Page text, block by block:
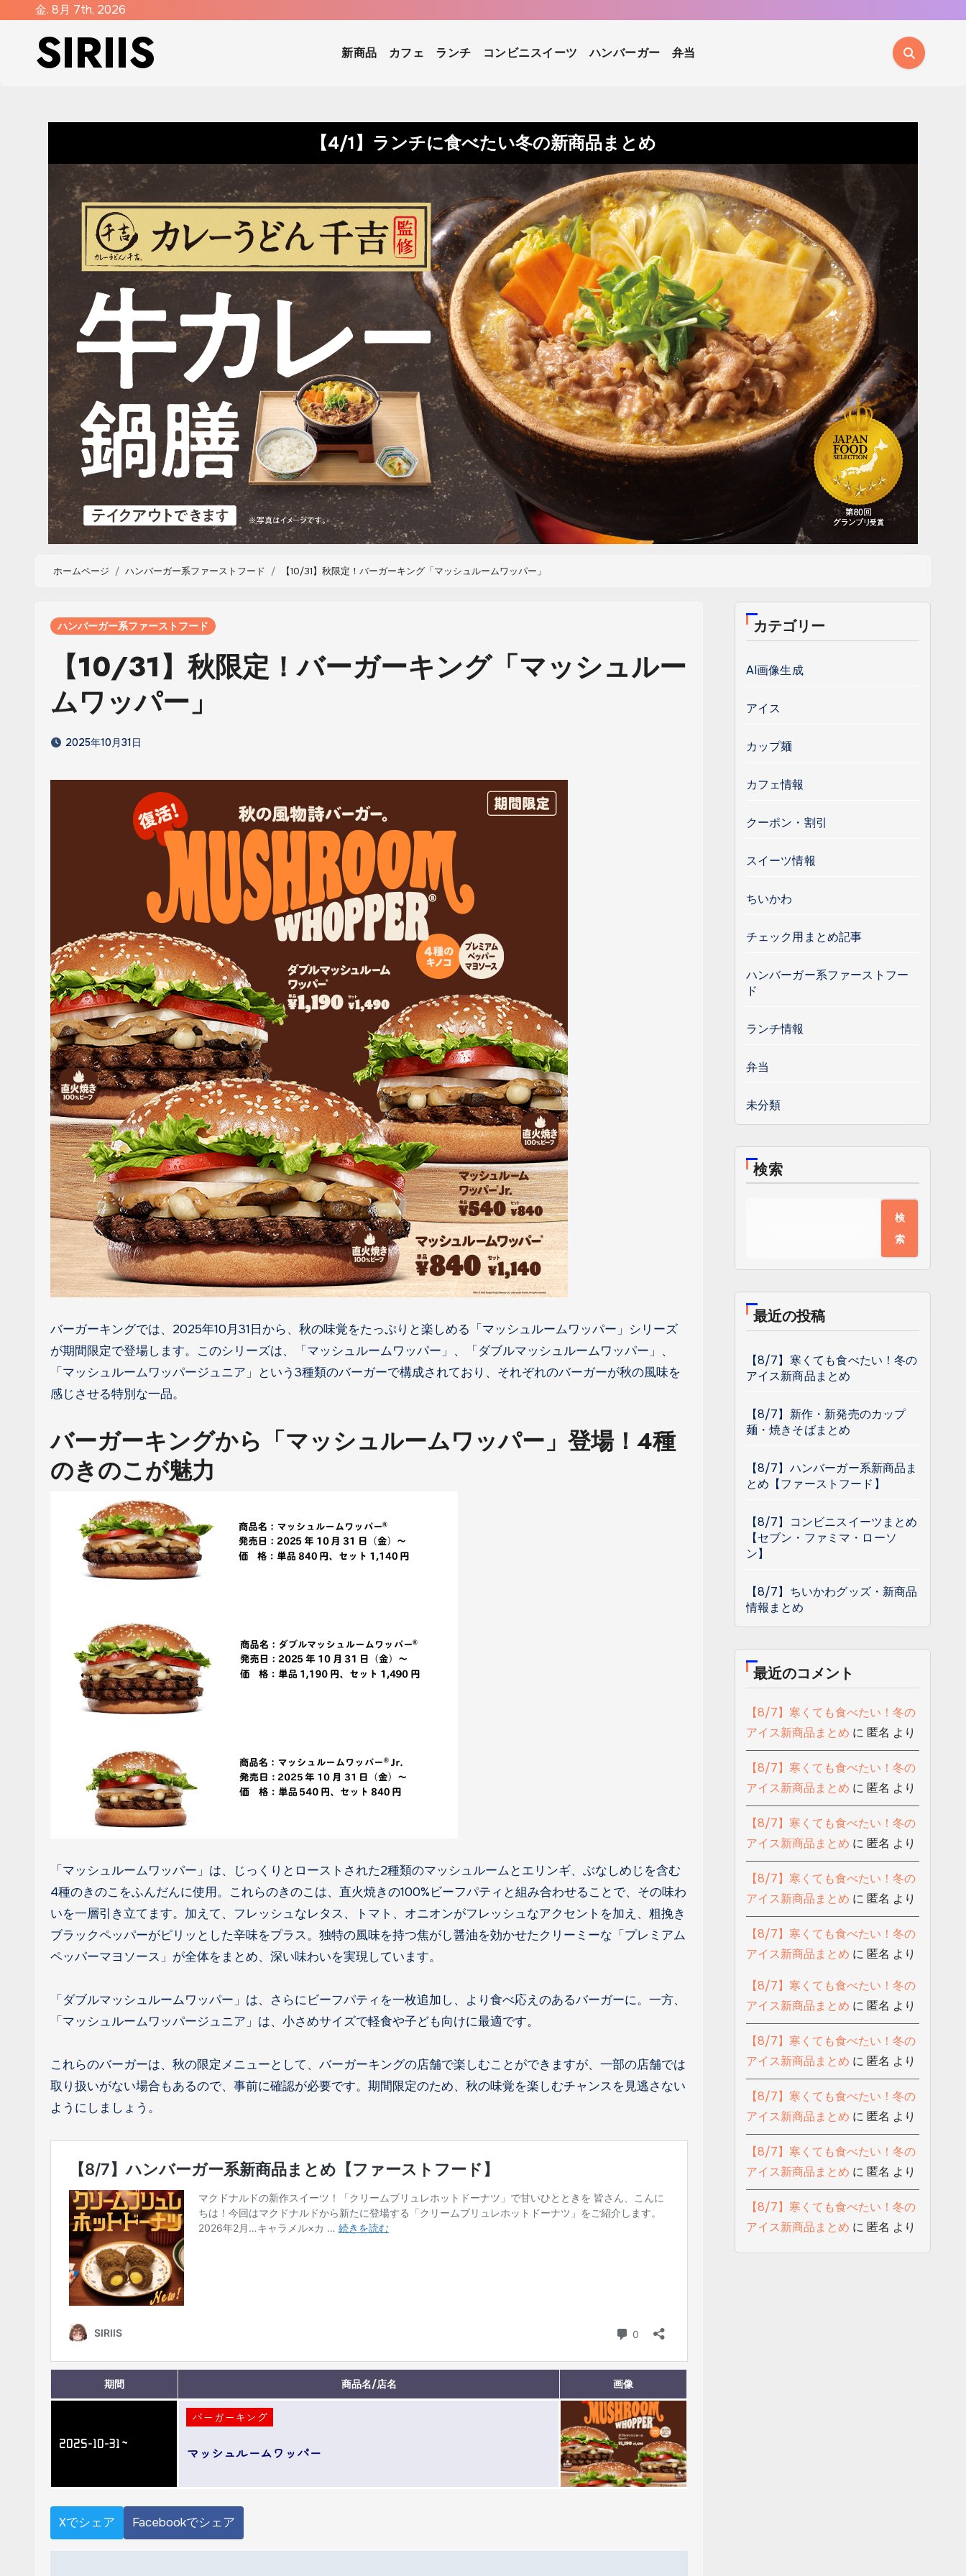
金. 8月 7th, 2026
SIRIIS 新商品 カフェ ランチ コンビニスイーツ ハンバーガー 弁当
【4/1】ランチに食べたい冬の新商品まとめ
ホームページ ハンバーガー系ファーストフード 【10/31】秋限定！バーガーキング「マッシュルームワッパー」
ハンバーガー系ファーストフード
【10/31】秋限定！バーガーキング「マッシュルー
ムワッパー」
2025年10月31日
バーガーキングでは、2025年10月31日から、秋の味覚をたっぷりと楽しめる「マッシュルームワッパー」シリーズ
が期間限定で登場します。このシリーズは、「マッシュルームワッパー」、「ダブルマッシュルームワッパー」、
「マッシュルームワッパージュニア」という3種類のバーガーで構成されており、それぞれのバーガーが秋の風味を
感じさせる特別な一品。
バーガーキングから「マッシュルームワッパー」登場！4種
のきのこが魅力
「マッシュルームワッパー」は、じっくりとローストされた2種類のマッシュルームとエリンギ、ぶなしめじを含む
4種のきのこをふんだんに使用。これらのきのこは、直火焼きの100%ビーフパティと組み合わせることで、その味わ
いを一層引き立てます。加えて、フレッシュなレタス、トマト、オニオンがフレッシュなアクセントを加え、粗挽き
ブラックペッパーがピリッとした辛味をプラス。独特の風味を持つ焦がし醤油を効かせたクリーミーな「プレミアム
ペッパーマヨソース」が全体をまとめ、深い味わいを実現しています。
「ダブルマッシュルームワッパー」は、さらにビーフパティを一枚追加し、より食べ応えのあるバーガーに。一方、
「マッシュルームワッパージュニア」は、小さめサイズで軽食や子ども向けに最適です。
これらのバーガーは、秋の限定メニューとして、バーガーキングの店舗で楽しむことができますが、一部の店舗では
取り扱いがない場合もあるので、事前に確認が必要です。期間限定のため、秋の味覚を楽しむチャンスを見逃さない
ようにしましょう。
期間 商品名/店名 画像
2025-10-31～
マッシュルームワッパー
バーガーキング
Xでシェア Facebookでシェア
カテゴリー
AI画像生成
アイス
カップ麺
カフェ情報
クーポン・割引
スイーツ情報
ちいかわ
チェック用まとめ記事
ハンバーガー系ファーストフー
ド
ランチ情報
弁当
未分類
検索
検
索
最近の投稿
【8/7】寒くても食べたい！冬の
アイス新商品まとめ
【8/7】新作・新発売のカップ
麺・焼きそばまとめ
【8/7】ハンバーガー系新商品ま
とめ【ファーストフード】
【8/7】コンビニスイーツまとめ
【セブン・ファミマ・ローソ
ン】
【8/7】ちいかわグッズ・新商品
情報まとめ
最近のコメント
【8/7】寒くても食べたい！冬の
アイス新商品まとめ に 匿名 より
【8/7】寒くても食べたい！冬の
アイス新商品まとめ に 匿名 より
【8/7】寒くても食べたい！冬の
アイス新商品まとめ に 匿名 より
【8/7】寒くても食べたい！冬の
アイス新商品まとめ に 匿名 より
【8/7】寒くても食べたい！冬の
アイス新商品まとめ に 匿名 より
【8/7】寒くても食べたい！冬の
アイス新商品まとめ に 匿名 より
【8/7】寒くても食べたい！冬の
アイス新商品まとめ に 匿名 より
【8/7】寒くても食べたい！冬の
アイス新商品まとめ に 匿名 より
【8/7】寒くても食べたい！冬の
アイス新商品まとめ に 匿名 より
【8/7】寒くても食べたい！冬の
アイス新商品まとめ に 匿名 より